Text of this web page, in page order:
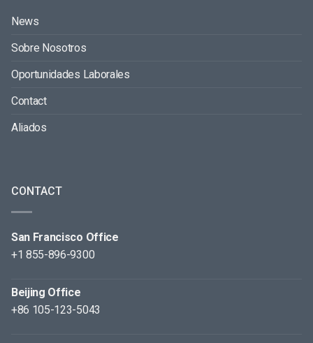
News
Sobre Nosotros
Oportunidades Laborales
Contact
Aliados
CONTACT
San Francisco Office
+1 855-896-9300
Beijing Office
+86 105-123-5043